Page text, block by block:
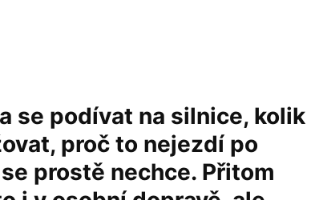
se podívat na silnice, kolik
proč to nejezdí po
prostě nechce. Přitom